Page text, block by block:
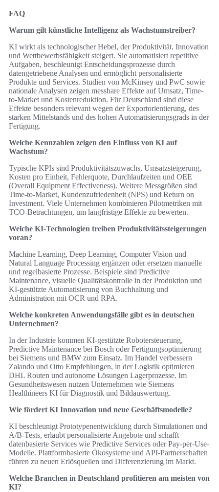
FAQ
Warum gilt künstliche Intelligenz als Wachstumstreiber?
KI wirkt als technologischer Hebel, der Produktivität, Innovation
und Wettbewerbsfähigkeit steigert. Sie automatisiert repetitive
Aufgaben, beschleunigt Entscheidungsprozesse durch
datengetriebene Analysen und ermöglicht personalisierte
Produkte und Services. Studien von McKinsey und PwC sowie
nationale Analysen zeigen messbare Effekte auf Umsatz, Time-
to-Market und Kostenreduktion. Für Deutschland sind diese
Effekte besonders relevant wegen der Exportorientierung, des
starken Mittelstands und des hohen Automatisierungsgrads in der
Fertigung.
Welche Kennzahlen zeigen den Einfluss von KI auf
Wachstum?
Typische KPIs sind Produktivitätszuwachs, Umsatzsteigerung,
Kosten pro Einheit, Fehlerquote, Durchlaufzeiten und OEE
(Overall Equipment Effectiveness). Weitere Messgrößen sind
Time-to-Market, Kundenzufriedenheit (NPS) und Return on
Investment. Viele Unternehmen kombinieren Pilotmetriken mit
TCO-Betrachtungen, um langfristige Effekte zu bewerten.
Welche KI-Technologien treiben Produktivitätssteigerungen
voran?
Machine Learning, Deep Learning, Computer Vision und
Natural Language Processing ergänzen oder ersetzen manuelle
und regelbasierte Prozesse. Beispiele sind Predictive
Maintenance, visuelle Qualitätskontrolle in der Produktion und
KI-gestützte Automatisierung von Buchhaltung und
Administration mit OCR und RPA.
Welche konkreten Anwendungsfälle gibt es in deutschen
Unternehmen?
In der Industrie kommen KI-gestützte Robotersteuerung,
Predictive Maintenance bei Bosch oder Fertigungsoptimierung
bei Siemens und BMW zum Einsatz. Im Handel verbessern
Zalando und Otto Empfehlungen, in der Logistik optimieren
DHL Routen und autonome Lösungen Lagerprozesse. Im
Gesundheitswesen nutzen Unternehmen wie Siemens
Healthineers KI für Diagnostik und Bildauswertung.
Wie fördert KI Innovation und neue Geschäftsmodelle?
KI beschleunigt Prototypenentwicklung durch Simulationen und
A/B-Tests, erlaubt personalisierte Angebote und schafft
datenbasierte Services wie Predictive Services oder Pay-per-Use-
Modelle. Plattformbasierte Ökosysteme und API-Partnerschaften
führen zu neuen Erlösquellen und Differenzierung im Markt.
Welche Branchen in Deutschland profitieren am meisten von
KI?